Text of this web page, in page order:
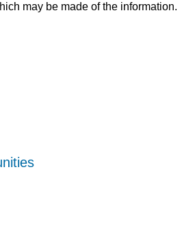
may be made of the information.